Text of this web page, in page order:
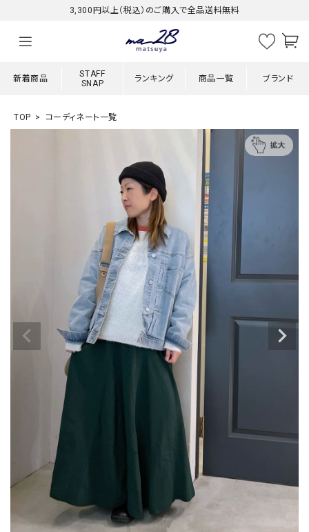
3,300円以上（税込）のご購入で全品送料無料
新着商品
STAFF
SNAP
ランキング 商品一覧 ブランド
TOP コーディネート一覧